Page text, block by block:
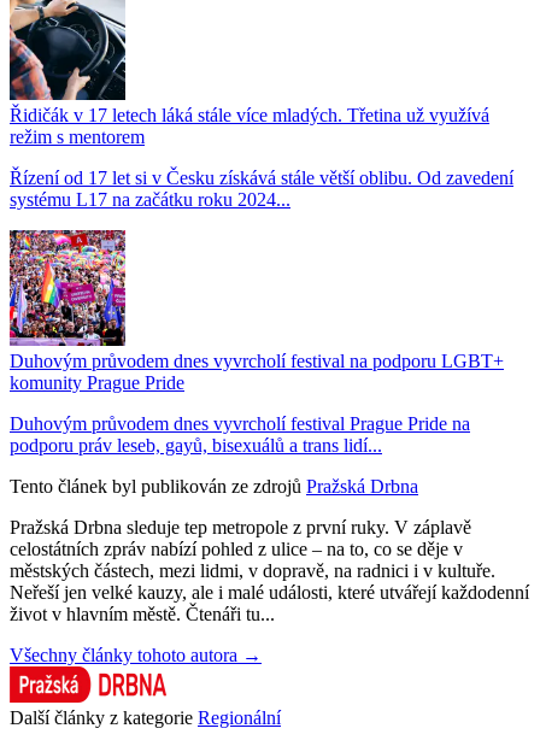
Řidičák v 17 letech láká stále více mladých. Třetina už využívá
režim s mentorem
Řízení od 17 let si v Česku získává stále větší oblibu. Od zavedení
systému L17 na začátku roku 2024...
Duhovým průvodem dnes vyvrcholí festival na podporu LGBT+
komunity Prague Pride
Duhovým průvodem dnes vyvrcholí festival Prague Pride na
podporu práv leseb, gayů, bisexuálů a trans lidí...
Tento článek byl publikován ze zdrojů Pražská Drbna
Pražská Drbna sleduje tep metropole z první ruky. V záplavě
celostátních zpráv nabízí pohled z ulice – na to, co se děje v
městských částech, mezi lidmi, v dopravě, na radnici i v kultuře.
Neřeší jen velké kauzy, ale i malé události, které utvářejí každodenní
život v hlavním městě. Čtenáři tu...
Všechny články tohoto autora →
Další články z kategorie Regionální